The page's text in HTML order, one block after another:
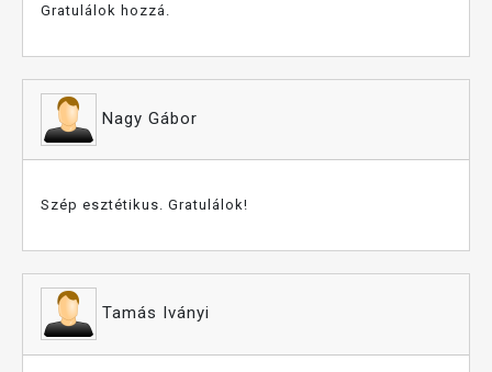
Gratulálok hozzá.
Nagy Gábor
Szép esztétikus. Gratulálok!
Tamás Iványi